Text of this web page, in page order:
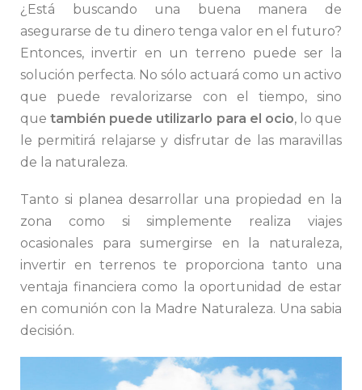
¿Está buscando una buena manera de
asegurarse de tu dinero tenga valor en el futuro?
Entonces, invertir en un terreno puede ser la
solución perfecta. No sólo actuará como un activo
que puede revalorizarse con el tiempo, sino
quetambién puede utilizarlo para el ocio, lo que
le permitirá relajarse y disfrutar de las maravillas
de la naturaleza.
Tanto si planea desarrollar una propiedad en la
zona como si simplemente realiza viajes
ocasionales para sumergirse en la naturaleza,
invertir en terrenos te proporciona tanto una
ventaja financiera como la oportunidad de estar
en comunión con la Madre Naturaleza. Una sabia
decisión.